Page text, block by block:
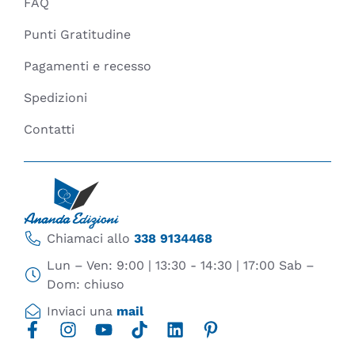
Chiamaci allo 338 9134468
Lun – Ven: 9:00 | 13:30 - 14:30 | 17:00 Sab –
Dom: chiuso
Inviaci una mail
FAQ
Punti Gratitudine
Pagamenti e recesso
Spedizioni
Contatti